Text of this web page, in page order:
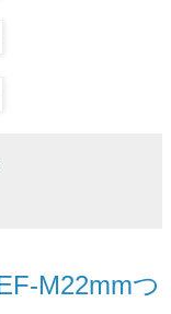
M22mmつ